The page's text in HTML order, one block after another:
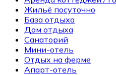
Жильё посуточно
База отдыха
Дом отдыха
Санаторий
Мини-отель
Отдых на ферме
Апарт-отель